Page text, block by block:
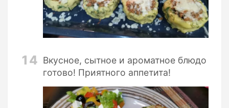
14 Вкусное, сытное и ароматное блюдо
готово! Приятного аппетита!